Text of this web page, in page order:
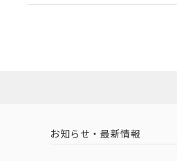
EU RoHS 注意事項・凡例
中国 RoHS 注意事項・凡例
（イギリス
（ノルウェー
お知らせ・最新情報